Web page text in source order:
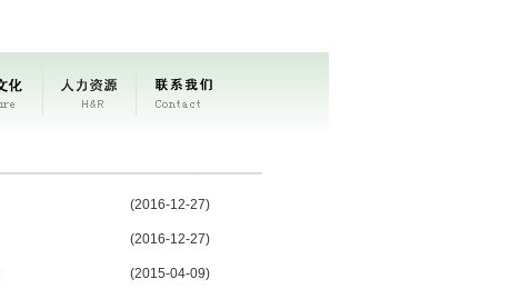
(2016-12-27)
(2016-12-27)
(2015-04-09)